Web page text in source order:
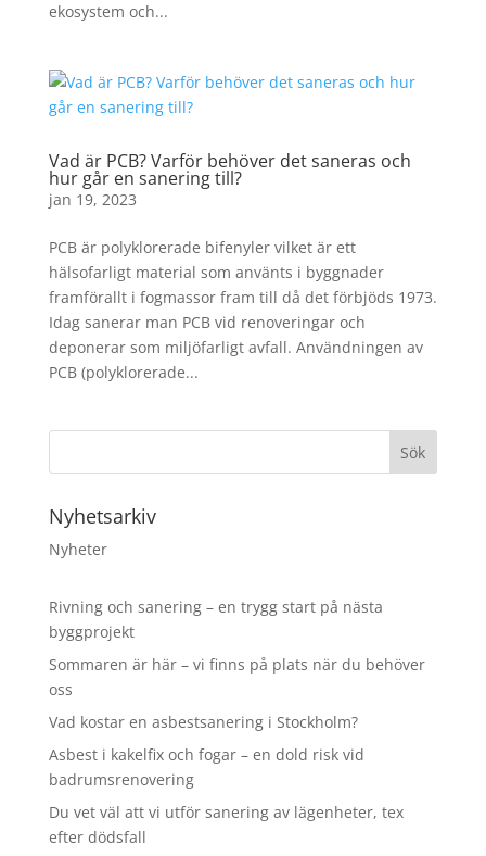
ekosystem och...
Vad är PCB? Varför behöver det saneras och
hur går en sanering till?
jan 19, 2023
PCB är polyklorerade bifenyler vilket är ett
hälsofarligt material som använts i byggnader
framförallt i fogmassor fram till då det förbjöds 1973.
Idag sanerar man PCB vid renoveringar och
deponerar som miljöfarligt avfall. Användningen av
PCB (polyklorerade...
Nyhetsarkiv
Nyheter
Rivning och sanering – en trygg start på nästa
byggprojekt
Sommaren är här – vi finns på plats när du behöver
oss
Vad kostar en asbestsanering i Stockholm?
Asbest i kakelfix och fogar – en dold risk vid
badrumsrenovering
Du vet väl att vi utför sanering av lägenheter, tex
efter dödsfall